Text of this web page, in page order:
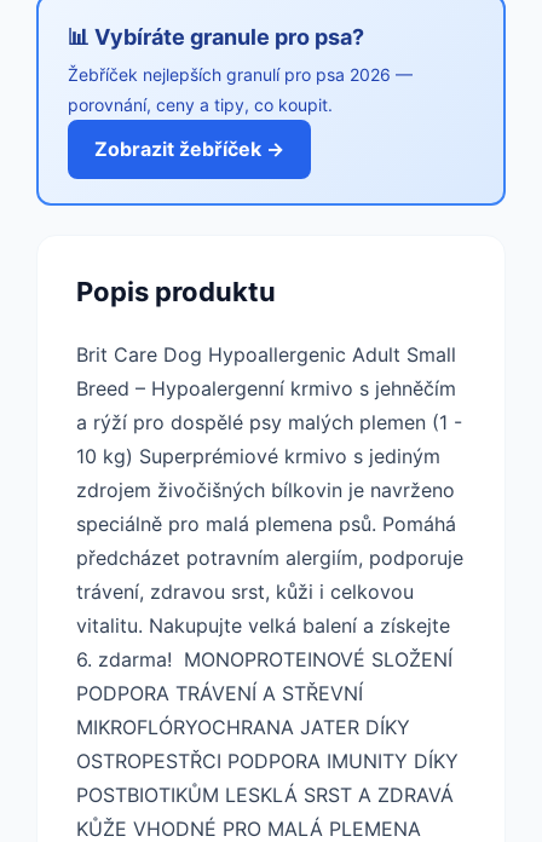
📊 Vybíráte granule pro psa?
Žebříček nejlepších granulí pro psa 2026 —
porovnání, ceny a tipy, co koupit.
Zobrazit žebříček →
Popis produktu
Brit Care Dog Hypoallergenic Adult Small
Breed – Hypoalergenní krmivo s jehněčím
a rýží pro dospělé psy malých plemen (1 -
10 kg) Superprémiové krmivo s jediným
zdrojem živočišných bílkovin je navrženo
speciálně pro malá plemena psů. Pomáhá
předcházet potravním alergiím, podporuje
trávení, zdravou srst, kůži i celkovou
vitalitu. Nakupujte velká balení a získejte
6. zdarma! ​MONOPROTEINOVÉ SLOŽENÍ
PODPORA TRÁVENÍ A STŘEVNÍ
MIKROFLÓRY ​OCHRANA JATER DÍKY
OSTROPESTŘCI PODPORA IMUNITY DÍKY
POSTBIOTIKŮM LESKLÁ SRST A ZDRAVÁ
KŮŽE VHODNÉ PRO MALÁ PLEMENA